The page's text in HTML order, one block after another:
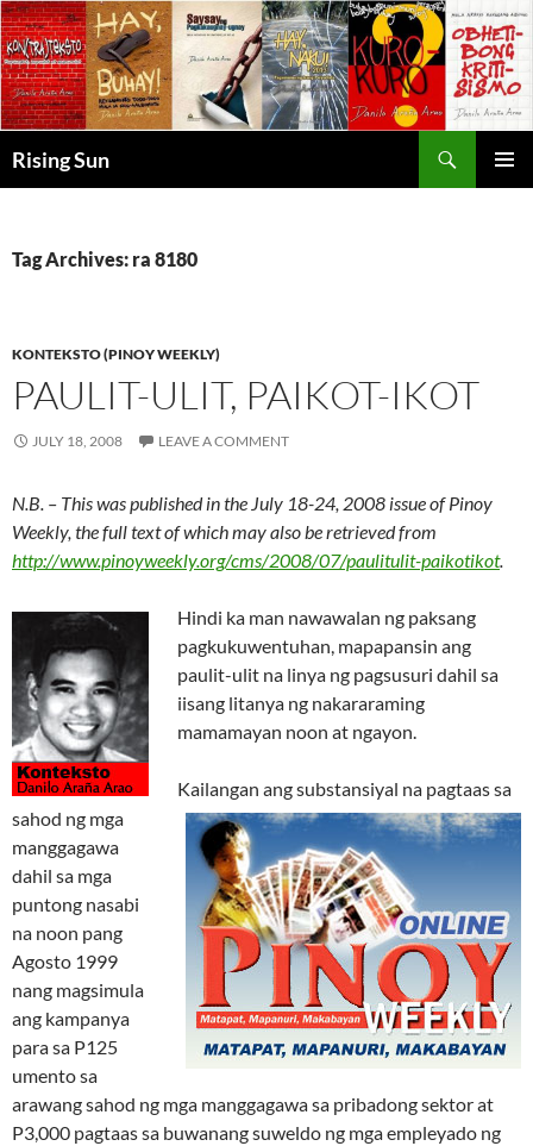
Skip
to
content
Rising Sun
Tag Archives: ra 8180
KONTEKSTO (PINOY WEEKLY)
PAULIT-ULIT, PAIKOT-IKOT
JULY 18, 2008 LEAVE A COMMENT
N.B. – This was published in the July 18-24, 2008 issue of Pinoy
Weekly, the full text of which may also be retrieved from
http://www.pinoyweekly.org/cms/2008/07/paulitulit-paikotikot.
Hindi ka man nawawalan ng paksang
pagkukuwentuhan, mapapansin ang
paulit-ulit na linya ng pagsusuri dahil sa
iisang litanya ng nakararaming
mamamayan noon at ngayon.
Kailangan ang substansiyal na pagtaas sa
sahod ng mga
manggagawa
dahil sa mga
puntong nasabi
na noon pang
Agosto 1999
nang magsimula
ang kampanya
para sa P125
umento sa
arawang sahod ng mga manggagawa sa pribadong sektor at
P3,000 pagtaas sa buwanang suweldo ng mga empleyado ng